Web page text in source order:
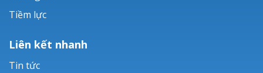
Tiềm lực
Liên kết nhanh
Tin tức